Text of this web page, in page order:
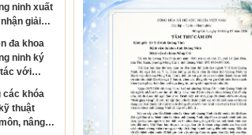
ninh xuất
giải
cương
quỵ thế
đa khoa
ninh ký
với
mắt trung
triển
chuyên
khoa
các khóa
thuật
nâng